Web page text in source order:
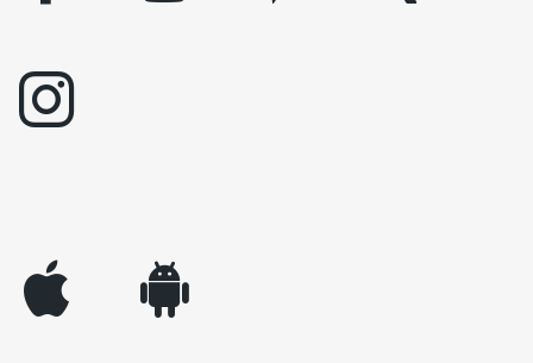
instagram
appleinc android